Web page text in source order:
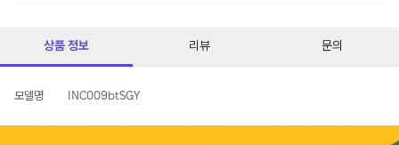
상품 정보 리뷰 문의
모델명 INC009btSGY